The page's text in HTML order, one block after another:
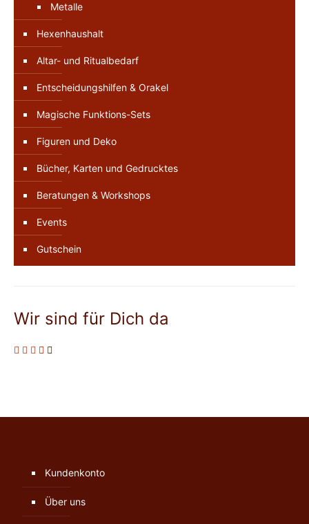
Metalle
Hexenhaushalt
Altar- und Ritualbedarf
Entscheidungshilfen & Orakel
Magische Funktions-Sets
Figuren und Deko
Bücher, Karten und Gedrucktes
Beratungen & Workshops
Events
Gutschein
Wir sind für Dich da
Kundenkonto
Über uns